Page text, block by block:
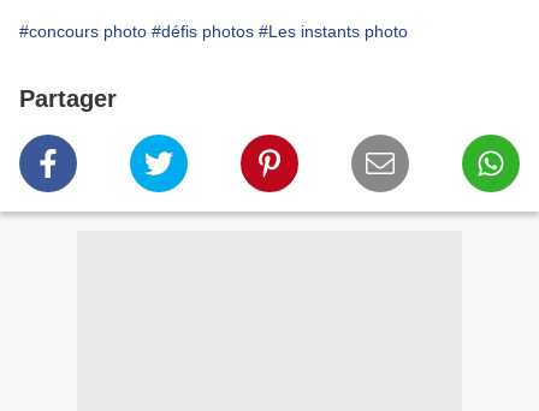
#concours photo #défis photos #Les instants photo
Partager